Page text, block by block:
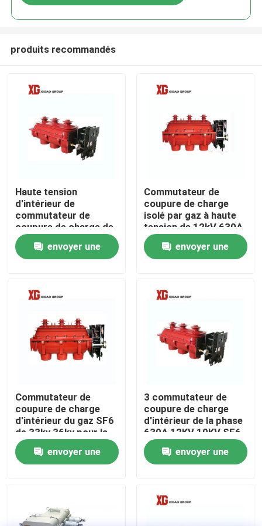
Maison
Produits
Au sujet de nous
Visite d'usine
Contrôle de qualité
Demandez une citation
Commutateur de coupure de charge d'air
Mécanisme de distribution d'énergie
produits recommandés
Haute tension
d'intérieur de
commutateur de
coupure de charge de
11kv 12kV SF6
envoyer une
Commutateur de
coupure de charge
isolé par gaz à haute
tension de 12kV 630A
SF6 livres
envoyer une
Commutateur de
coupure de charge
d'intérieur du gaz SF6
de 33kv 36kv pour la
distribution
secondaireenvoyer une
3 commutateur de
coupure de charge
d'intérieur de la phase
630A 12KV 10KV SF6
livres
envoyer une